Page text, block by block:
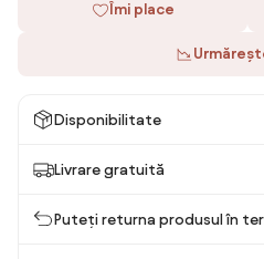
Îmi place
Disponibilitate
Livrare gratuită
Puteți returna produsul în